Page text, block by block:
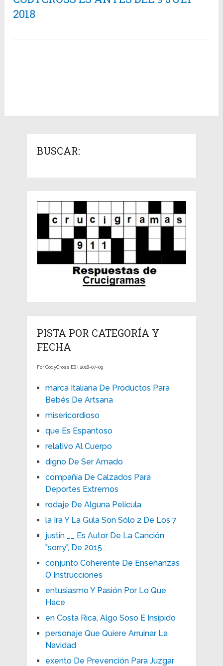
2018
BUSCAR:
PISTA POR CATEGORÍA Y
FECHA
For CodyCross ES | 2018-07-09
marca Italiana De Productos Para
Bebés De Artsana
misericordioso
que Es Espantoso
relativo Al Cuerpo
digno De Ser Amado
compañía De Calzados Para
Deportes Extremos
rodaje De Alguna Película
la Ira Y La Gula Son Sólo 2 De Los 7
justin __ Es Autor De La Canción
"sorry", De 2015
conjunto Coherente De Enseñanzas
O Instrucciones
entusiasmo Y Pasión Por Lo Que
Hace
en Costa Rica, Algo Soso E Insípido
personaje Que Quiere Arruinar La
Navidad
exento De Prevención Para Juzgar